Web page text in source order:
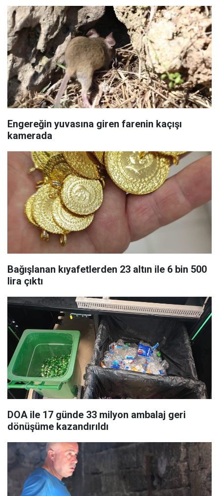
Engereğin yuvasına giren farenin kaçışı
kamerada
Bağışlanan kıyafetlerden 23 altın ile 6 bin 500
lira çıktı
DOA ile 17 günde 33 milyon ambalaj geri
dönüşüme kazandırıldı